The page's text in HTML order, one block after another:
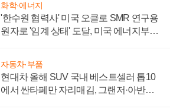
화학·에너지
'한수원 협력사' 미국 오클로 SMR 연구용
원자로 '임계 상태' 도달, 미국 에너지부
자동차·부품
현대차 올해 SUV 국내 베스트셀러 톱10
에서 싼타페만 자리매김, 그랜저·아반떼